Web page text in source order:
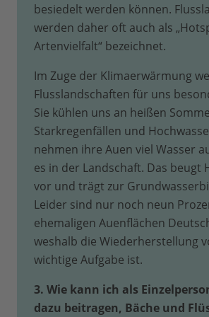
besiedelt werden können.
werden daher oft auch als
Artenvielfalt“ bezeichnet.
Im Zuge der Klimaerwärmung
Flusslandschaften für uns
Sie kühlen uns an heißen
Starkregenfällen und
nehmen ihre Auen viel Wasser
es in der Landschaft. Das beugt
vor und trägt zur
Leider sind nur noch neun
ehemaligen Auenflächen
weshalb die Wiederherstellung
wichtige Aufgabe ist.
3. Wie kann ich als
dazu beitragen, Bäche und